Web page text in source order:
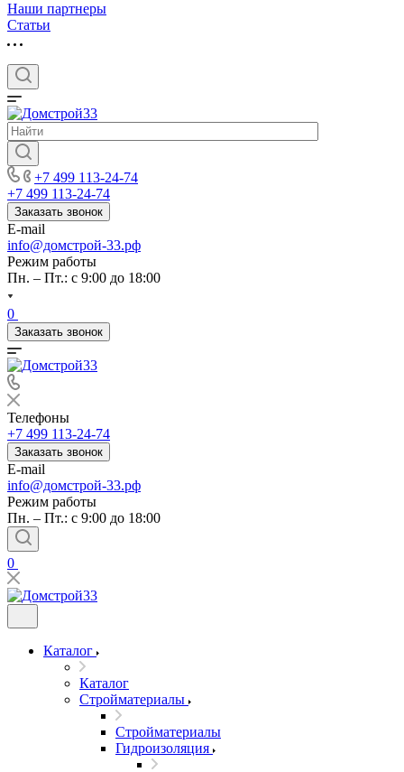
Наши партнеры
Статьи
+7 499 113-24-74
+7 499 113-24-74
Заказать звонок
E-mail
info@домстрой-33.рф
Режим работы
Пн. – Пт.: с 9:00 до 18:00
0
Заказать звонок
Телефоны
+7 499 113-24-74
Заказать звонок
E-mail
info@домстрой-33.рф
Режим работы
Пн. – Пт.: с 9:00 до 18:00
0
Каталог
Каталог
Стройматериалы
Стройматериалы
Гидроизоляция